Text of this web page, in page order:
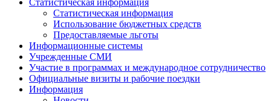
Статистическая информация
Статистическая информация
Использование бюджетных средств
Предоставляемые льготы
Информационные системы
Учрежденные СМИ
Участие в программах и международное сотрудничество
Официальные визиты и рабочие поездки
Информация